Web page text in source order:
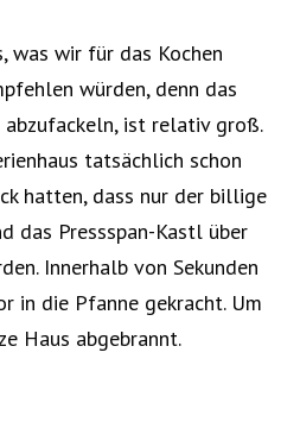
was wir für das Kochen
würden, denn das
abzufackeln, ist relativ groß.
tatsächlich schon
hatten, dass nur der billige
das Pressspan-Kastl über
Innerhalb von Sekunden
in die Pfanne gekracht. Um
Haus abgebrannt.